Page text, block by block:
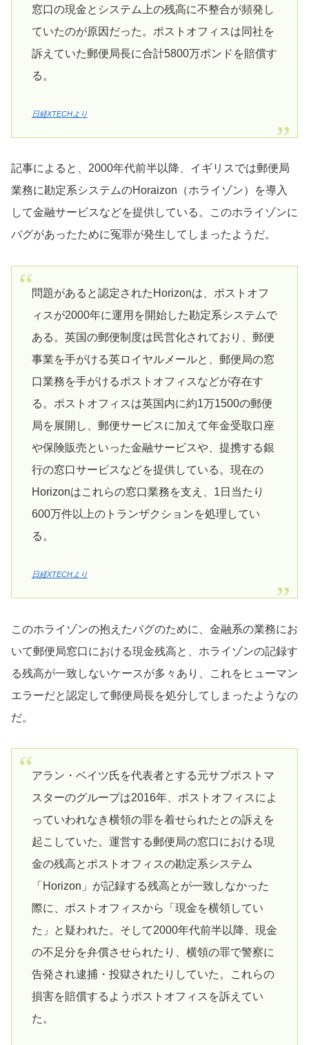
窓口の現金とシステム上の残高に不整合が頻発し
ていたのが原因だった。ポストオフィスは同社を
訴えていた郵便局長に合計5800万ポンドを賠償す
る。
日経XTECHより
記事によると、2000年代前半以降、イギリスでは郵便局
業務に勘定系システムのHoraizon（ホライゾン）を導入
して金融サービスなどを提供している。このホライゾンに
バグがあったために冤罪が発生してしまったようだ。
問題があると認定されたHorizonは、ポストオフ
ィスが2000年に運用を開始した勘定系システムで
ある。英国の郵便制度は民営化されており、郵便
事業を手がける英ロイヤルメールと、郵便局の窓
口業務を手がけるポストオフィスなどが存在す
る。ポストオフィスは英国内に約1万1500の郵便
局を展開し、郵便サービスに加えて年金受取口座
や保険販売といった金融サービスや、提携する銀
行の窓口サービスなどを提供している。現在の
Horizonはこれらの窓口業務を支え、1日当たり
600万件以上のトランザクションを処理してい
る。
日経XTECHより
このホライゾンの抱えたバグのために、金融系の業務にお
いて郵便局窓口における現金残高と、ホライゾンの記録す
る残高が一致しないケースが多々あり、これをヒューマン
エラーだと認定して郵便局長を処分してしまったようなの
だ。
アラン・ベイツ氏を代表者とする元サブポストマ
スターのグループは2016年、ポストオフィスによ
っていわれなき横領の罪を着せられたとの訴えを
起こしていた。運営する郵便局の窓口における現
金の残高とポストオフィスの勘定系システム
「Horizon」が記録する残高とが一致しなかった
際に、ポストオフィスから「現金を横領してい
た」と疑われた。そして2000年代前半以降、現金
の不足分を弁償させられたり、横領の罪で警察に
告発され逮捕・投獄されたりしていた。これらの
損害を賠償するようポストオフィスを訴えてい
た。